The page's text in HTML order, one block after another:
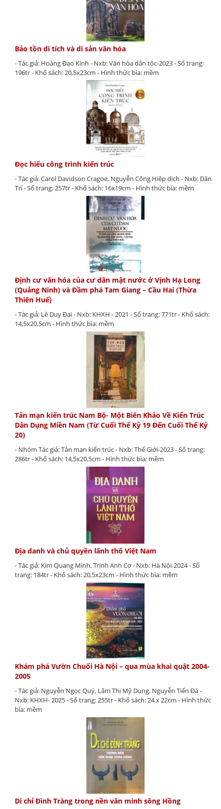
Bảo tồn di tích và di sản văn hóa
- Tác giả: Hoàng Đạo Kính - Nxb: Văn hóa dân tộc-2023 - Số trang:
196tr - Khổ sách: 20,5x23cm - Hình thức bìa: mềm
Đọc hiểu công trình kiến trúc
- Tác giả: Carol Davidson Cragoe, Nguyễn Công Hiệp dịch - Nxb: Dân
Trí - Số trang: 257tr - Khổ sách: 16x19cm - Hình thức bìa: mềm
Định cư văn hóa của cư dân mặt nước ở Vịnh Hạ Long
(Quảng Ninh) và Đầm phá Tam Giang – Cầu Hai (Thừa
Thiên Huế)
- Tác giả: Lê Duy Đại - Nxb: KHXH - 2021 - Số trang: 771tr - Khổ sách:
14,5x20,5cm - Hình thức bìa: mềm
Tản mạn kiến trúc Nam Bộ- Một Biên Khảo Về Kiến Trúc
Dân Dụng Miền Nam (Từ Cuối Thế Kỷ 19 Đến Cuối Thế Kỷ
20)
- Nhóm Tác giả: Tản mạn kiến trúc - Nxb: Thế Giới-2023 - Số trang:
286tr - Khổ sách: 14,5x20,5cm - Hình thức bìa: mềm
Địa danh và chủ quyền lãnh thổ Việt Nam
- Tác giả: Kim Quang Minh, Trịnh Anh Cơ - Nxb: Hà Nội-2024 - Số
trang: 184tr - Khổ sách: 20,5x23cm - Hình thức bìa: mềm
Khám phá Vườn Chuối Hà Nội – qua mùa khai quật 2004-
2005
- Tác giả: Nguyễn Ngọc Quý, Lâm Thị Mỹ Dung, Nguyễn Tiến Đà -
Nxb: KHXH- 2025 - Số trang: 255tr - Khổ sách: 24 x 22cm - Hình thức
bìa: mềm
Di chỉ Đình Tràng trong nền văn minh sông Hồng